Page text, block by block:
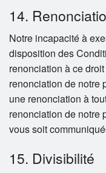
14.
Notre incapacité à
disposition des
renonciation à ce
renonciation de notre
une renonciation à
renonciation de notre
vous soit
15. Divisibilité